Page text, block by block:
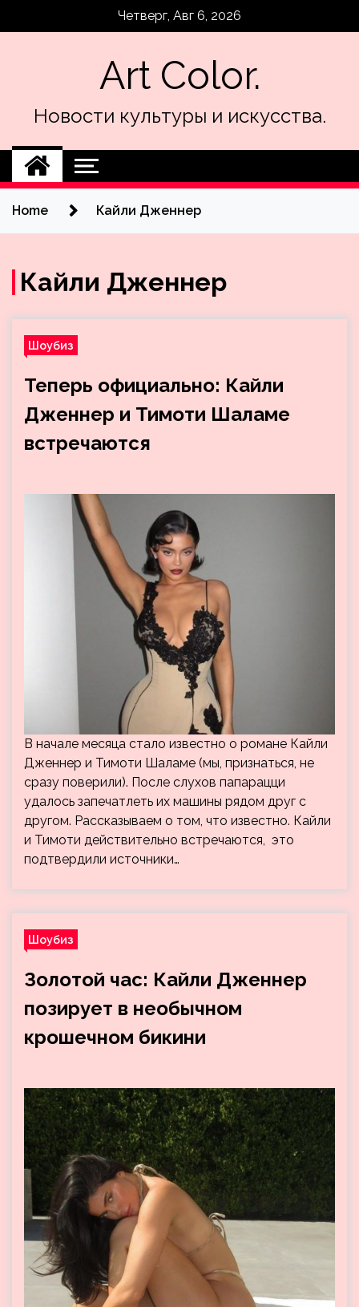
Четверг, Авг 6, 2026
Art Color.
Новости культуры и искусства.
Home Кайли Дженнер
Кайли Дженнер
Шоубиз
Теперь официально: Кайли
Дженнер и Тимоти Шаламе
встречаются
В начале месяца стало известно о романе Кайли
Дженнер и Тимоти Шаламе (мы, признаться, не
сразу поверили). После слухов папарацци
удалось запечатлеть их машины рядом друг с
другом. Рассказываем о том, что известно. Кайли
и Тимоти действительно встречаются, это
подтвердили источники…
Шоубиз
Золотой час: Кайли Дженнер
позирует в необычном
крошечном бикини